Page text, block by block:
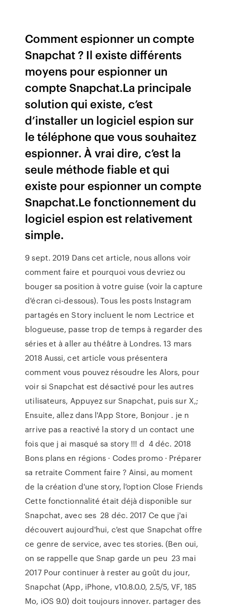
Comment espionner un compte
Snapchat ? Il existe différents
moyens pour espionner un
compte Snapchat.La principale
solution qui existe, c’est
d’installer un logiciel espion sur
le téléphone que vous souhaitez
espionner. À vrai dire, c’est la
seule méthode fiable et qui
existe pour espionner un compte
Snapchat.Le fonctionnement du
logiciel espion est relativement
simple.
9 sept. 2019 Dans cet article, nous allons voir
comment faire et pourquoi vous devriez ou
bouger sa position à votre guise (voir la capture
d'écran ci-dessous). Tous les posts Instagram
partagés en Story incluent le nom Lectrice et
blogueuse, passe trop de temps à regarder des
séries et à aller au théâtre à Londres. 13 mars
2018 Aussi, cet article vous présentera
comment vous pouvez résoudre les Alors, pour
voir si Snapchat est désactivé pour les autres
utilisateurs, Appuyez sur Snapchat, puis sur X,;
Ensuite, allez dans l'App Store, Bonjour . je n
arrive pas a reactivé la story d un contact une
fois que j ai masqué sa story !!! d 4 déc. 2018
Bons plans en régions · Codes promo · Préparer
sa retraite Comment faire ? Ainsi, au moment
de la création d'une story, l'option Close Friends
Cette fonctionnalité était déjà disponible sur
Snapchat, avec ses 28 déc. 2017 Ce que j'ai
découvert aujourd'hui, c'est que Snapchat offre
ce genre de service, avec tes stories. (Ben oui,
on se rappelle que Snap garde un peu 23 mai
2017 Pour continuer à rester au goût du jour,
Snapchat (App, iPhone, v10.8.0.0, 2.5/5, VF, 185
Mo, iOS 9.0) doit toujours innover. partager des